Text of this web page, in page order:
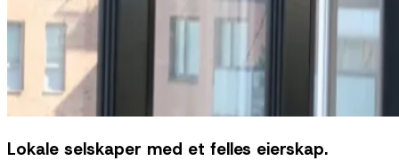
Lokale selskaper med et felles eierskap.